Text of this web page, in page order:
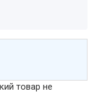
товар не